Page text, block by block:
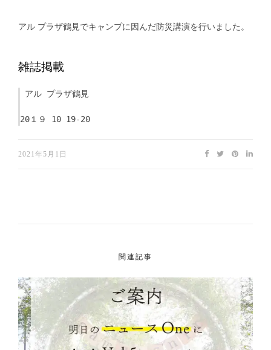
アル プラザ鶴見でキャンプに因んだ防災講演を行いました。
雑誌掲載
アル プラザ鶴見
20１９ 10 19-20
2021年5月1日
関連記事